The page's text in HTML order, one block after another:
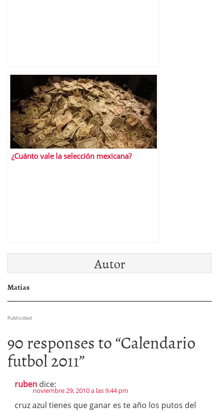
¿Cuánto vale la selección mexicana?
Autor
Matias
Publicidad
90 responses to “Calendario
futbol 2011”
ruben dice:
noviembre 29, 2010 a las 9:44 pm
cruz azul tienes que ganar es te año los putos del